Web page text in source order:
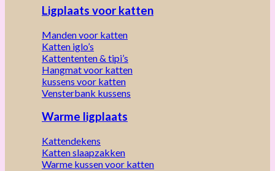
Ligplaats voor katten
Manden voor katten
Katten iglo’s
Kattententen & tipi’s
Hangmat voor katten
kussens voor katten
Vensterbank kussens
Warme ligplaats
Kattendekens
Katten slaapzakken
Warme kussen voor katten